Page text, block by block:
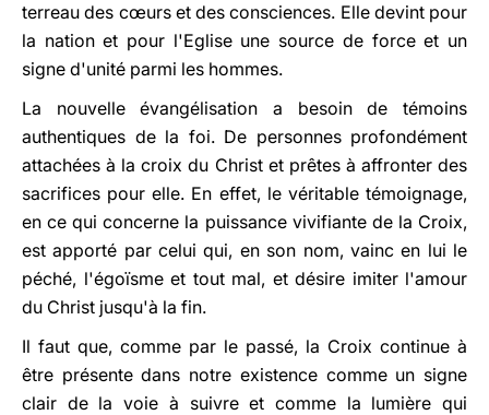
terreau des cœurs et des consciences. Elle devint pour
la nation et pour l'Eglise une source de force et un
signe d'unité parmi les hommes.
La nouvelle évangélisation a besoin de témoins
authentiques de la foi. De personnes profondément
attachées à la croix du Christ et prêtes à affronter des
sacrifices pour elle. En effet, le véritable témoignage,
en ce qui concerne la puissance vivifiante de la Croix,
est apporté par celui qui, en son nom, vainc en lui le
péché, l'égoïsme et tout mal, et désire imiter l'amour
du Christ jusqu'à la fin.
Il faut que, comme par le passé, la Croix continue à
être présente dans notre existence comme un signe
clair de la voie à suivre et comme la lumière qui